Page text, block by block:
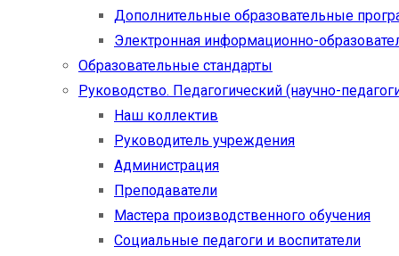
Дополнительные образовательные
Электронная информационно-
Образовательные стандарты
Руководство. Педагогический (научно-
Наш коллектив
Руководитель учреждения
Администрация
Преподаватели
Мастера производственного обучения
Социальные педагоги и воспитатели​